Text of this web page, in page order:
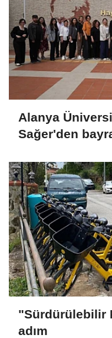
Alanya
Sağer'den
"Sürdürülebilir
adım